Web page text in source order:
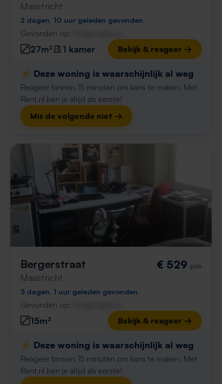
Maastricht
2 dagen, 10 uur geleden gevonden
Gevonden op:
27m² 1 kamer Bekijk & reageer →
⚡️ Deze woning is waarschijnlijk al weg
Reageer binnen 15 minuten om kans te maken. Met
Rent.nl ben je altijd als eerste!
Mis de volgende niet →
Bergerstraat
Maastricht
€ 529 p/m
3 dagen, 1 uur geleden gevonden
Gevonden op:
15m² Bekijk & reageer →
⚡️ Deze woning is waarschijnlijk al weg
Reageer binnen 15 minuten om kans te maken. Met
Rent.nl ben je altijd als eerste!